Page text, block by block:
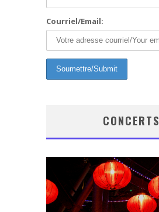
Courriel/Email:
CONCERTS